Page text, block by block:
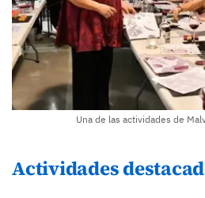
Una de las actividades de
Actividades